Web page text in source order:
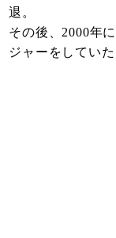
退。
その後、2000年
ジャーをしてい